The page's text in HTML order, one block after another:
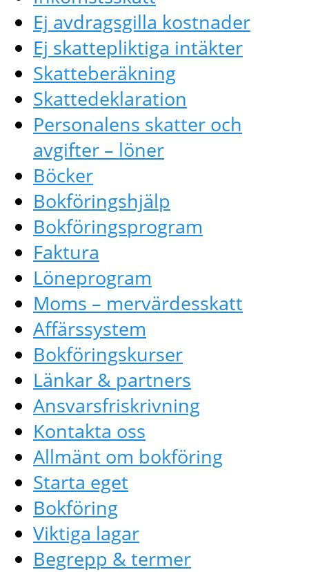
Ej avdragsgilla kostnader
Ej skattepliktiga intäkter
Skatteberäkning
Skattedeklaration
Personalens skatter och
avgifter – löner
Böcker
Bokföringshjälp
Bokföringsprogram
Faktura
Löneprogram
Moms – mervärdesskatt
Affärssystem
Bokföringskurser
Länkar & partners
Ansvarsfriskrivning
Kontakta oss
Allmänt om bokföring
Starta eget
Bokföring
Viktiga lagar
Begrepp & termer